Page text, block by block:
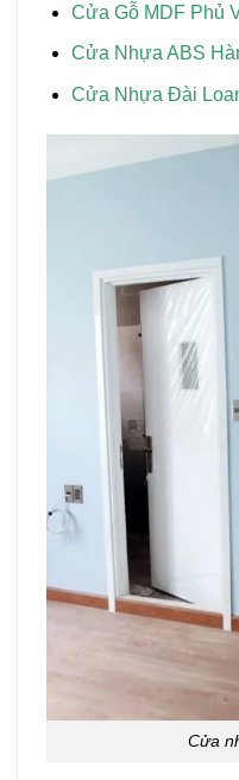
Cửa Gỗ MDF Phủ
Cửa Nhựa ABS
Cửa Nhựa Đài
Cửa